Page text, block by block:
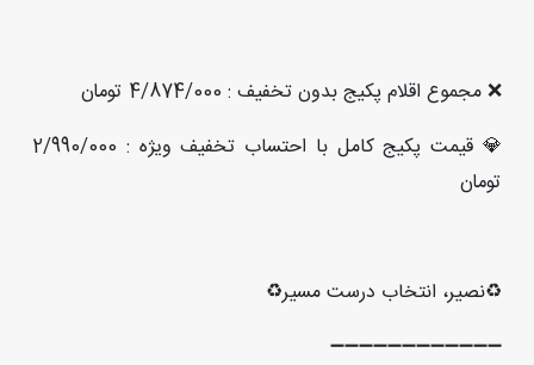
❌ مجموع اقلام پکیج بدون تخفیف : 4/874/000 تومان
💎 قیمت پکیج کامل با احتساب تخفیف ویژه : 2/990/000
تومان
♻️نصیر، انتخاب درست مسیر♻️
➖➖➖➖➖➖➖➖➖➖➖➖